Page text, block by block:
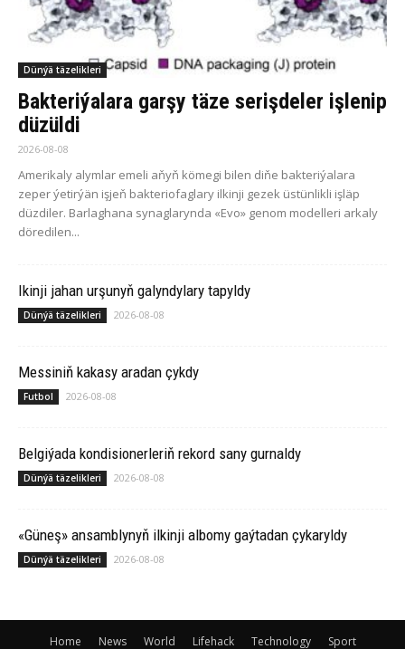
Dünýä täzelikleri
Bakteriýalara garşy täze serişdeler işlenip
düzüldi
2026-08-08
Amerikaly alymlar emeli aňyň kömegi bilen diňe bakteriýalara
zeper ýetirýän işjeň bakteriofaglary ilkinji gezek üstünlikli işläp
düzdiler. Barlaghana synaglarynda «Evo» genom modelleri arkaly
döredilen...
Ikinji jahan urşunyň galyndylary tapyldy
Dünýä täzelikleri 2026-08-08
Messiniň kakasy aradan çykdy
Futbol 2026-08-08
Belgiýada kondisionerleriň rekord sany gurnaldy
Dünýä täzelikleri 2026-08-08
«Güneş» ansamblynyň ilkinji albomy gaýtadan çykaryldy
Dünýä täzelikleri 2026-08-08
Home News World Lifehack Technology Sport